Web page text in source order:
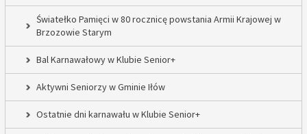
Światełko Pamięci w 80 rocznicę powstania Armii Krajowej w
Brzozowie Starym
Bal Karnawałowy w Klubie Senior+
Aktywni Seniorzy w Gminie Iłów
Ostatnie dni karnawału w Klubie Senior+